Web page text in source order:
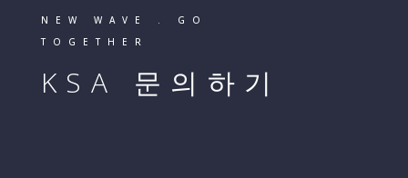
NEW WAVE . GO
TOGETHER
KSA 문의하기